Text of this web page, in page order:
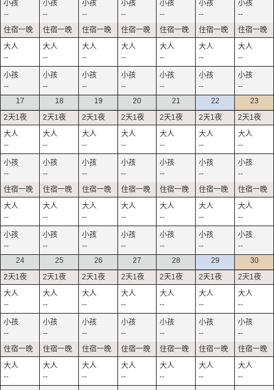
--
--
--
--
--
--
--
--
--
--
--
--
--
--
--
--
--
--
--
--
--
17
--
--
--
--
18
--
--
--
--
19
--
--
--
--
20
--
--
--
--
21
--
--
--
--
22
--
--
--
--
23
--
--
--
--
24
--
--
--
25
--
--
--
26
--
--
--
27
--
--
--
28
--
--
--
29
--
--
--
30
--
--
--